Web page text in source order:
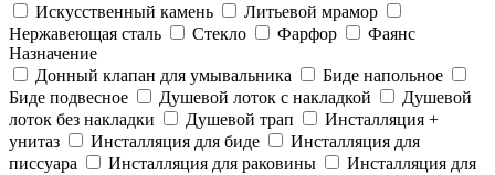
Искусственный камень
Литьевой мрамор
Нержавеющая сталь
Стекло Фарфор
Фаянс
Назначение
Донный клапан для умывальника
Биде напольное
Биде подвесное
Душевой лоток с накладкой
Душевой
лоток без накладки
Душевой трап
Инсталляция +
унитаз
Инсталляция для биде
Инсталляция для
писсуара
Инсталляция для раковины
Инсталляция для